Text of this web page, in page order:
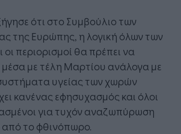
ότι στο Συμβούλιο των
της Ευρώπης, η λογική όλων των
οι περιορισμοί θα πρέπει να
με τέλη Μαρτίου ανάλογα με
υγείας των χωρών
κανένας εφησυχασμός και όλοι
για τυχόν αναζωπύρωση
το φθινόπωρο.